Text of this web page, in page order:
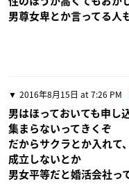
男尊女卑とか言ってる人
2016年8月15日 at 7:26 PM
男はほっておいても申し
集まらないってきくぞ
だからサクラとか入れて
成立しないとか
男女平等だと婚活会社っ